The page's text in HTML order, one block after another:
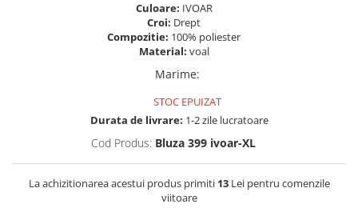
Culoare: IVOAR
Croi: Drept
Compozitie: 100% poliester
Material: voal
Marime:
STOC EPUIZAT
Durata de livrare: 1-2 zile lucratoare
Cod Produs: Bluza 399 ivoar-XL
La achizitionarea acestui produs primiti 13Lei pentru comenzile
viitoare